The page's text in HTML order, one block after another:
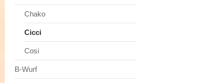
Chako
Cicci
Cosi
B-Wurf